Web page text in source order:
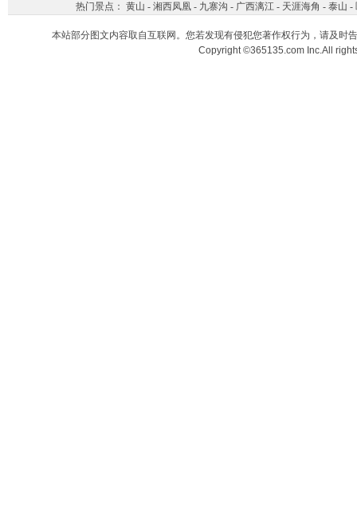
热门景点： 黄山 - 湘西凤凰- 九寨沟 - 广西漓江- 天涯海角 - 泰山 -
本站部分图文内容取自互联网。您若发现有侵犯您著作权行为，请及时
Copyright ©365135.com Inc.All